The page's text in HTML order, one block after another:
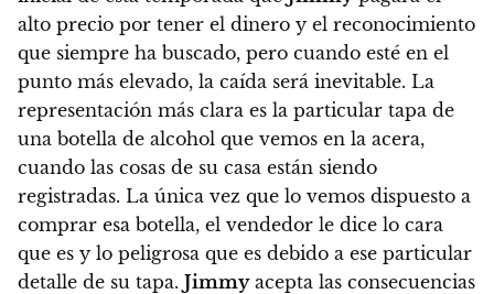
alto precio por tener el dinero y el reconocimiento
que siempre ha buscado, pero cuando esté en el
punto más elevado, la caída será inevitable. La
representación más clara es la particular tapa de
una botella de alcohol que vemos en la acera,
cuando las cosas de su casa están siendo
registradas. La única vez que lo vemos dispuesto a
comprar esa botella, el vendedor le dice lo cara
que es y lo peligrosa que es debido a ese particular
detalle de su tapa. Jimmyacepta las consecuencias